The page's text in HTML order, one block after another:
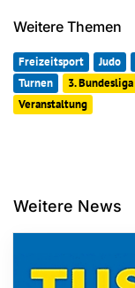
Weitere Themen
Freizeitsport Judo
Turnen
3. Bundesliga
Veranstaltung
Weitere News